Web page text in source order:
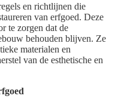
en richtlijnen die
van erfgoed. Deze
te zorgen dat de
behouden blijven. Ze
materialen en
van de esthetische en